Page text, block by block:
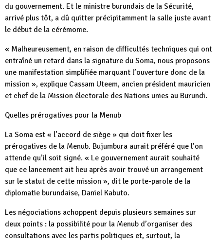
du gouvernement. Et le ministre burundais de la Sécurité,
arrivé plus tôt, a dû quitter précipitamment la salle juste avant
le début de la cérémonie.
« Malheureusement, en raison de difficultés techniques qui ont
entraîné un retard dans la signature du Soma, nous proposons
une manifestation simplifiée marquant l’ouverture donc de la
mission », explique Cassam Uteem, ancien président mauricien
et chef de la Mission électorale des Nations unies au Burundi.
Quelles prérogatives pour la Menub
La Soma est « l’accord de siège » qui doit fixer les
prérogatives de la Menub. Bujumbura aurait préféré que l’on
attende qu’il soit signé. « Le gouvernement aurait souhaité
que ce lancement ait lieu après avoir trouvé un arrangement
sur le statut de cette mission », dit le porte-parole de la
diplomatie burundaise, Daniel Kabuto.
Les négociations achoppent depuis plusieurs semaines sur
deux points : la possibilité pour la Menub d’organiser des
consultations avec les partis politiques et, surtout, la